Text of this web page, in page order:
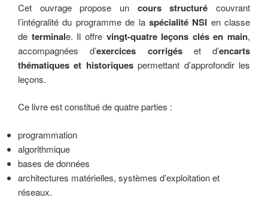
Cet ouvrage propose un cours structuré couvrant
l’intégralité du programme de la spécialité NSI en classe
de terminale. Il offre vingt-quatre leçons clés en main,
accompagnées d’exercices corrigéset d’encarts
thématiques et historiquespermettant d’approfondir les
leçons.
Ce livre est constitué de quatre parties :
programmation
algorithmique
bases de données
architectures matérielles, systèmes d’exploitation et
réseaux.